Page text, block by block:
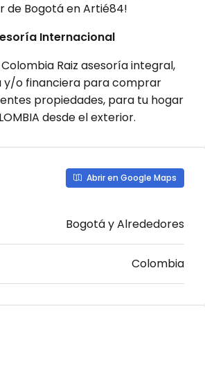
de Bogotá en Artié84!
Internacional
Raiz asesoría integral,
y/o financiera para comprar
propiedades, para tu hogar
desde el exterior.
Abrir en Google Maps
Bogotá y Alrededores
Colombia